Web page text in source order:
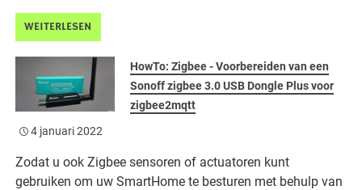
WEITERLESEN
HowTo: Zigbee - Voorbereiden van een
Sonoff zigbee 3.0 USB Dongle Plus voor
zigbee2mqtt
4 januari 2022
Zodat u ook Zigbee sensoren of actuatoren kunt
gebruiken om uw SmartHome te besturen met behulp van